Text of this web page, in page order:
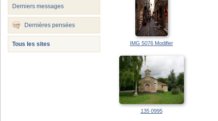
Derniers messages
Dernières pensées
Tous les sites IMG 5076 Modifier
135 0995